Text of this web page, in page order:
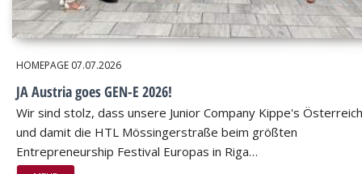
HOMEPAGE 07.07.2026
JA Austria goes GEN-E 2026!
Wir sind stolz, dass unsere Junior Company Kippe's Österreich
und damit die HTL Mössingerstraße beim größten
Entrepreneurship Festival Europas in Riga…